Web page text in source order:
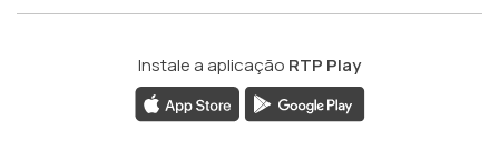
Instale a aplicação RTP Play